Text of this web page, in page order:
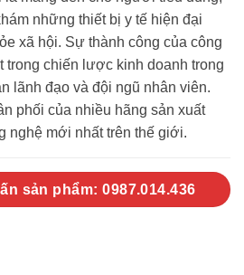
những thiết bị y tế hiện đại
xã hội. Sự thành công của công
trong chiến lược kinh doanh trong
lãnh đạo và đội ngũ nhân viên.
phối của nhiều hãng sản xuất
nghệ mới nhất trên thế giới.
sản phẩm: 0987.014.436